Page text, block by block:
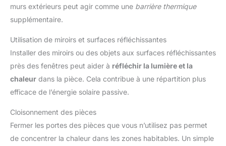
murs extérieurs peut agir comme une barrière thermique
supplémentaire.
Utilisation de miroirs et surfaces réfléchissantes
Installer des miroirs ou des objets aux surfaces réfléchissantes
près des fenêtres peut aider à réfléchir la lumière et la
chaleur dans la pièce. Cela contribue à une répartition plus
efficace de l’énergie solaire passive.
Cloisonnement des pièces
Fermer les portes des pièces que vous n’utilisez pas permet
de concentrer la chaleur dans les zones habitables. Un simple